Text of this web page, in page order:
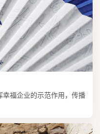
幸福企业的示范作用，传播